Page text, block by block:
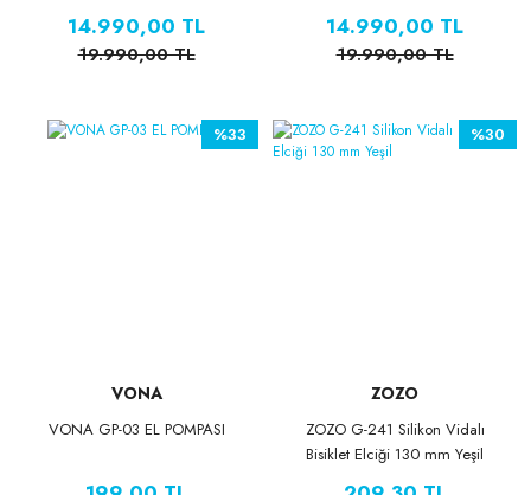
14.990,00 TL
19.990,00 TL
14.990,00 TL
19.990,00 TL
%33
VONA
VONA GP-03 EL POMPASI
%30
ZOZO
ZOZO G-241 Silikon Vidalı
Bisiklet Elciği 130 mm Yeşil